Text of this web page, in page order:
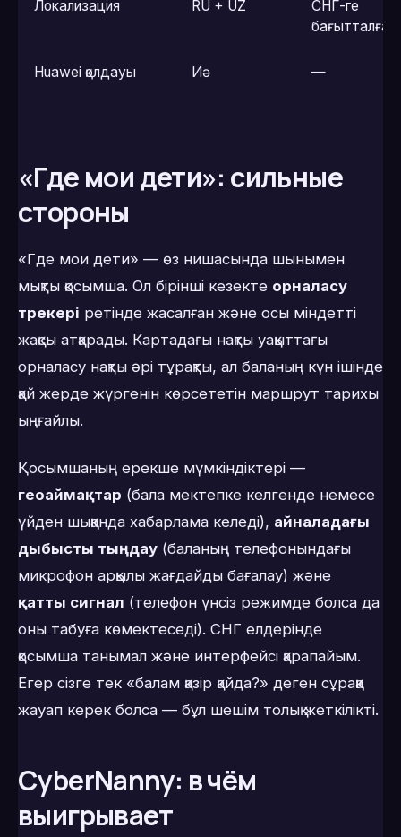
Локализация RU + UZ
СНГ-ге
бағытталған
Huawei қолдауы Иә —
«Где мои дети»: сильные
стороны
«Где мои дети» — өз нишасында шынымен
мықты қосымша. Ол бірінші кезекте орналасу
трекері ретінде жасалған және осы міндетті
жақсы атқарады. Картадағы нақты уақыттағы
орналасу нақты әрі тұрақты, ал баланың күн ішінде
қай жерде жүргенін көрсететін маршрут тарихы
ыңғайлы.
Қосымшаның ерекше мүмкіндіктері —
геоаймақтар (бала мектепке келгенде немесе
үйден шыққанда хабарлама келеді), айналадағы
дыбысты тыңдау (баланың телефонындағы
микрофон арқылы жағдайды бағалау) және
қатты сигнал (телефон үнсіз режимде болса да
оны табуға көмектеседі). СНГ елдерінде
қосымша танымал және интерфейсі қарапайым.
Егер сізге тек «балам қазір қайда?» деген сұраққа
жауап керек болса — бұл шешім толық жеткілікті.
CyberNanny: в чём
выигрывает